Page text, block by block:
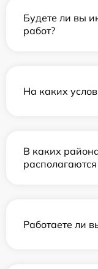
Будете ли вы
работ?
На каких
В каких
Работаете ли